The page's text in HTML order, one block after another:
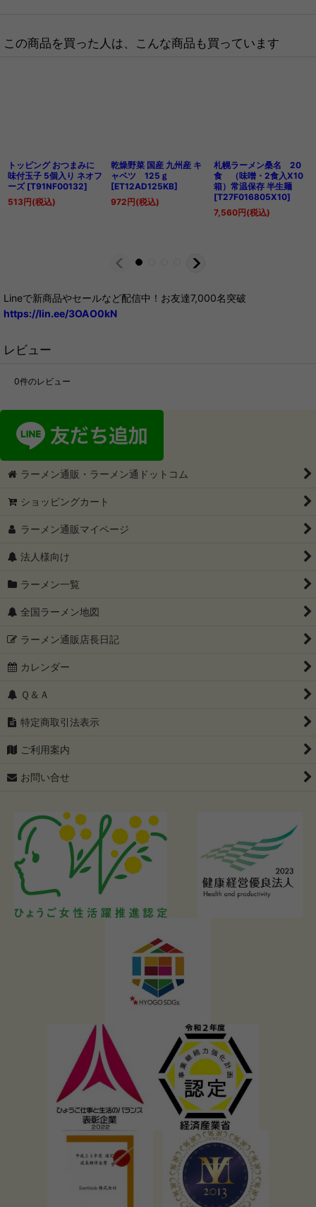
この商品を買った人は、こんな商品も買っています
トッピング おつまみに
味付玉子 5個入り ネオフ
ーズ [T91NF00132]
513円(税込)
乾燥野菜 国産 九州産 キ
ャベツ 125ｇ
[ET12AD125KB]
972円(税込)
札幌ラーメン桑名 20
食 （味噌・2食入X10
箱）常温保存 半生麺
[T27F016805X10]
7,560円(税込)
Lineで新商品やセールなど配信中！お友達7,000名突破
https://lin.ee/3OAO0kN
レビュー
0件のレビュー
ラーメン通販・ラーメン通ドットコム
ショッピングカート
ラーメン通販マイページ
法人様向け
ラーメン一覧
全国ラーメン地図
ラーメン通販店長日記
カレンダー
Ｑ＆Ａ
特定商取引法表示
ご利用案内
お問い合せ